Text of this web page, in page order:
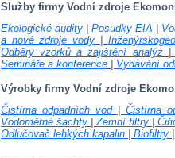
Služby firmy Vodní zdroje
Ekologické audity
Posudky EIA
a nové zdroje vody
Odběry vzorků a zajištění analýz|
Semináře a konference
Vydávání
Výrobky firmy Vodní zdroje
Čistírna odpadních vod| Čistírna
Vodoměrné šachty |Zemní filtry
Odlučovač lehkých kapalin
Biofiltry